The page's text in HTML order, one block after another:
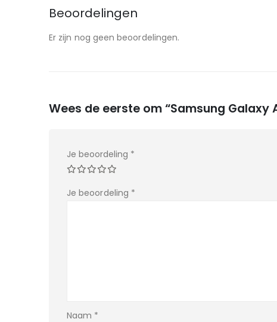
Beoordelingen
Er zijn nog geen beoordelingen.
Wees de eerste om “Samsung
Je beoordeling *
Je beoordeling *
Naam *